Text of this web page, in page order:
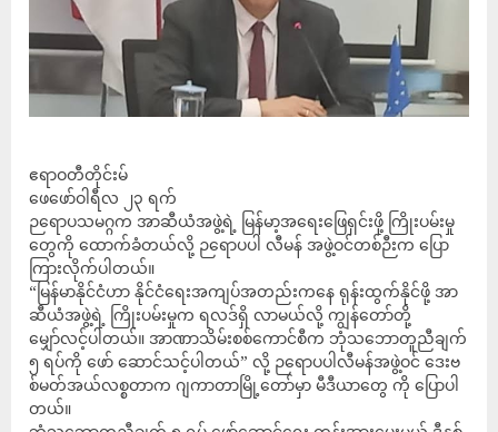
ဧရာဝတီတိုင်းမ်
ဖေဖော်ဝါရီလ ၂၃ ရက်
ဉရောပသမဂ္ဂက အာဆီယံအဖွဲ့ရဲ့ မြန်မာ့အရေးဖြေရှင်းဖို့ ကြိုးပမ်းမှု
တွေကို ထောက်ခံတယ်လို့ ဉရောပပါ လီမန် အဖွဲ့ဝင်တစ်ဉီးက ပြော
ကြားလိုက်ပါတယ်။
“မြန်မာနိုင်ငံဟာ နိုင်ငံရေးအကျပ်အတည်းကနေ ရုန်းထွက်နိုင်ဖို့ အာ
ဆီယံအဖွဲ့ရဲ့ ကြိုးပမ်းမှုက ရလဒ်ရှိ လာမယ်လို့ ကျွန်တော်တို့
မျှော်လင့်ပါတယ်။ အာဏာသိမ်းစစ်ကောင်စီက ဘုံသဘောတူညီချက်
၅ ရပ်ကို ဖော် ဆောင်သင့်ပါတယ်” လို့ ဉရောပပါလီမန်အဖွဲ့ဝင် ဒေးဗ
စ်မတ်အယ်လစ္စတာက ဂျကာတာမြို့တော်မှာ မီဒီယာတွေ ကို ပြောပါ
တယ်။